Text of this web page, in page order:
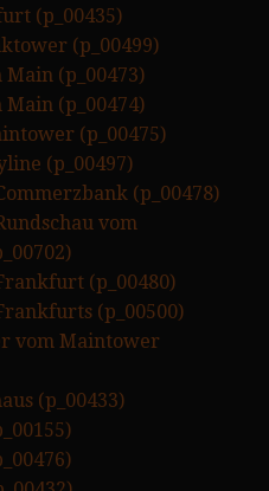
(p_00435)
(p_00499)
(p_00473)
(p_00474)
(p_00475)
(p_00497)
(p_00478)
vom
(p_00480)
(p_00500)
vom Maintower
(p_00433)